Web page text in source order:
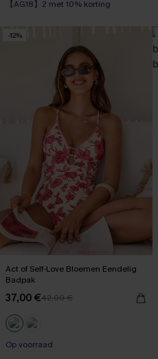
【AG18】2 met 10% korting
-12%
Act of Self-Love Bloemen Eendelig
Badpak
37,00 €42,00 €
【AG18】2 met 10% korting
Op voorraad